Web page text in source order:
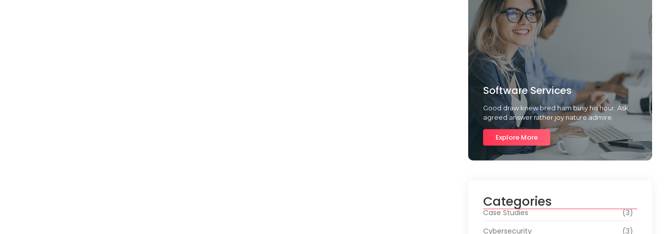
Software Services
Good draw knew bred ham busy his hour. Ask
agreed answer rather joy nature admire.
Explore More
Categories
Case Studies
(3)
Cybersecurity
(3)